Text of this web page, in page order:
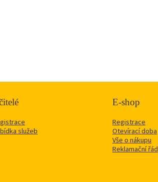
služeb
E-shop
Registrace
Otevírací doba
Vše o nákupu
Reklamační řád